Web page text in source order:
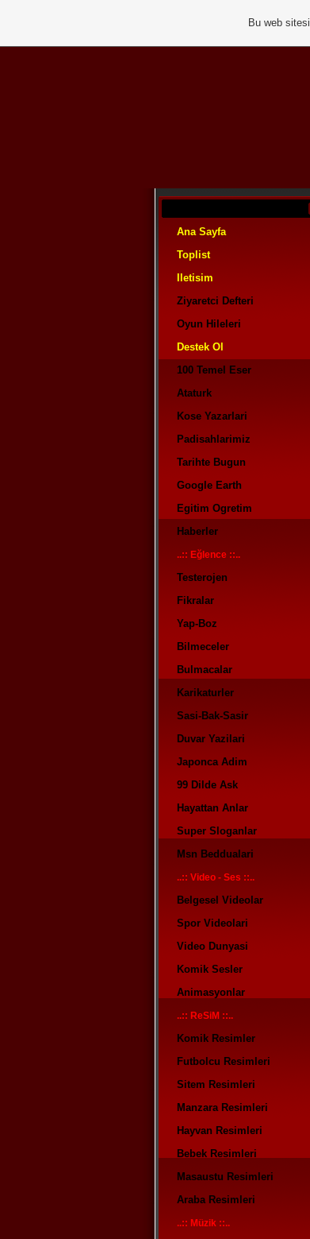
Ana Sayfa
Toplist
Iletisim
Ziyaretci Defteri
Oyun Hileleri
Destek Ol
100 Temel Eser
Ataturk
Kose Yazarlari
Padisahlarimiz
Tarihte Bugun
Google Earth
Egitim Ogretim
Haberler
..:: Eğlence ::..
Testerojen
Fikralar
Yap-Boz
Bilmeceler
Bulmacalar
Karikaturler
Sasi-Bak-Sasir
Duvar Yazilari
Japonca Adim
99 Dilde Ask
Hayattan Anlar
Super Sloganlar
Msn Beddualari
..:: Video - Ses ::..
Belgesel Videolar
Spor Videolari
Video Dunyasi
Komik Sesler
Animasyonlar
..:: ReSiM ::..
Komik Resimler
Futbolcu Resimleri
Sitem Resimleri
Manzara Resimleri
Hayvan Resimleri
Bebek Resimleri
Masaustu Resimleri
Araba Resimleri
..:: Müzik ::..
Bu web sitesi